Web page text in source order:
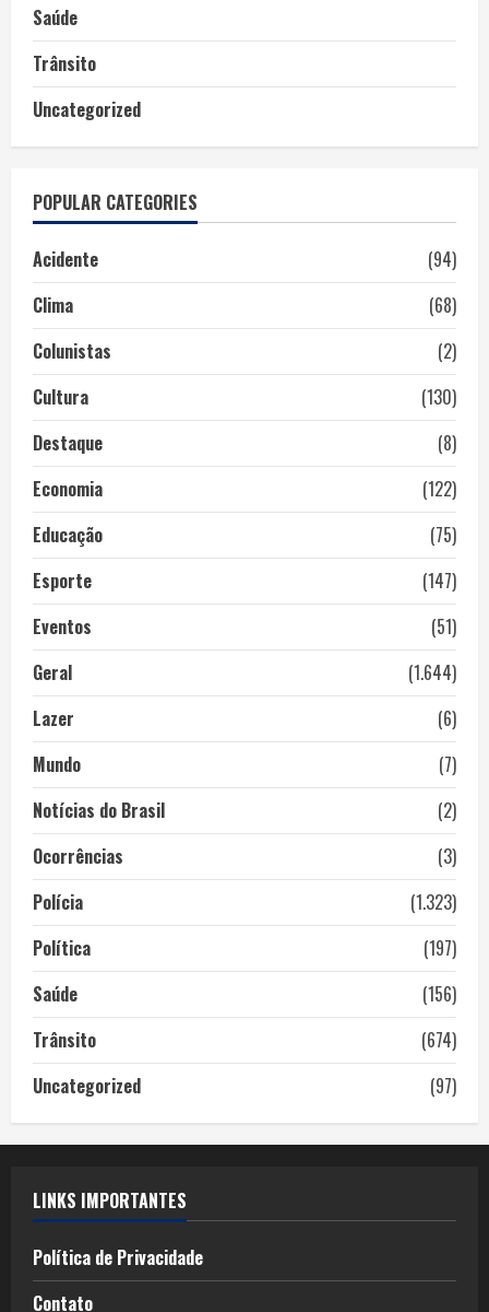
Saúde
Trânsito
Uncategorized
POPULAR CATEGORIES
Acidente
(94)
Clima
(68)
Colunistas
(2)
Cultura
(130)
Destaque
(8)
Economia
(122)
Educação
(75)
Esporte
(147)
Eventos
(51)
Geral
(1.644)
Lazer
(6)
Mundo
(7)
Notícias do Brasil
(2)
Ocorrências
(3)
Polícia
(1.323)
Política
(197)
Saúde
(156)
Trânsito
(674)
Uncategorized
(97)
LINKS IMPORTANTES
Política de Privacidade
Contato